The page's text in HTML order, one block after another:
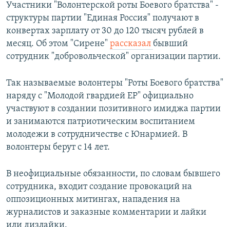
Участники "Волонтерской роты Боевого братства" -
структуры партии "Единая Россия" получают в
конвертах зарплату от 30 до 120 тысяч рублей в
месяц. Об этом "Сирене" рассказал бывший
сотрудник "добровольческой" организации партии.
Так называемые волонтеры "Роты Боевого братства"
наряду с "Молодой гвардией ЕР" официально
участвуют в создании позитивного имиджа партии
и занимаются патриотическим воспитанием
молодежи в сотрудничестве с Юнармией. В
волонтеры берут с 14 лет.
В неофициальные обязанности, по словам бывшего
сотрудника, входит создание провокаций на
оппозиционных митингах, нападения на
журналистов и заказные комментарии и лайки